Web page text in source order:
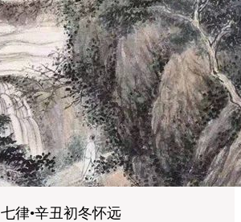
七律•辛丑初冬怀远